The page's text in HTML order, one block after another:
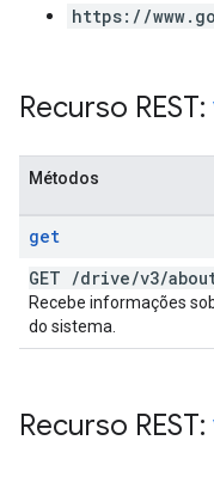
https://
Recurso REST:
Métodos
get
GET /drive/v3/
Recebe informações
do sistema.
Recurso REST: